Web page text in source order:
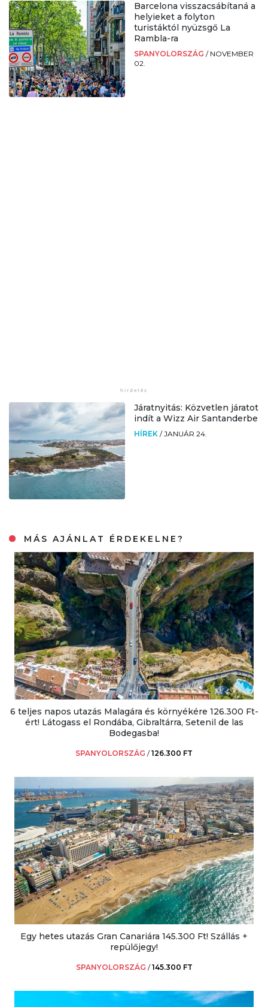
Barcelona visszacsábítaná a
helyieket a folyton
turistáktól nyüzsgő La
Rambla-ra
SPANYOLORSZÁG / NOVEMBER
02.
Járatnyitás: Közvetlen járatot
indít a Wizz Air Santanderbe
HÍREK /JANUÁR 24.
MÁS AJÁNLAT ÉRDEKELNE?
6 teljes napos utazás Malagára és környékére 126.300 Ft-
ért! Látogass el Rondába, Gibraltárra, Setenil de las
Bodegasba!
SPANYOLORSZÁG /126.300 FT
Egy hetes utazás Gran Canariára 145.300 Ft! Szállás +
repülőjegy!
SPANYOLORSZÁG /145.300 FT